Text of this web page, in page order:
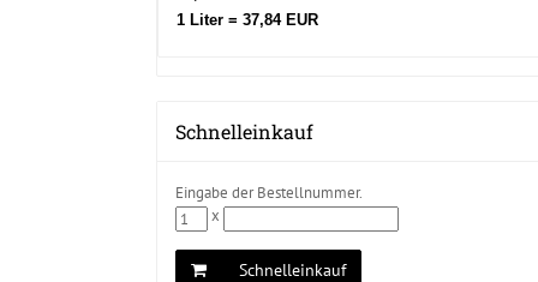
1 Liter = 37,84 EUR
Schnelleinkauf
Eingabe der Bestellnummer.
x
Schnelleinkauf